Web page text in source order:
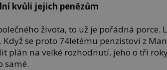
kvůli jejich penězům
života, to už je pořádná porce.
se proto 74letému penzistovi z
plán na velké rozhodnutí, jeho o tři
samé.